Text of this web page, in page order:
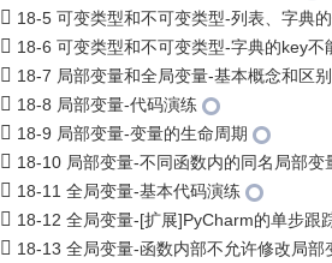
18-5 可变类型和不可变类型-列表、字典
18-6 可变类型和不可变类型-字典的key不
18-7 局部变量和全局变量-基本概念和区别
18-8 局部变量-代码演练
18-9 局部变量-变量的生命周期
18-10 局部变量-不同函数内的同名局部变
18-11 全局变量-基本代码演练
18-12 全局变量-[扩展]PyCharm的单步跟
18-13 全局变量-函数内部不允许修改局部